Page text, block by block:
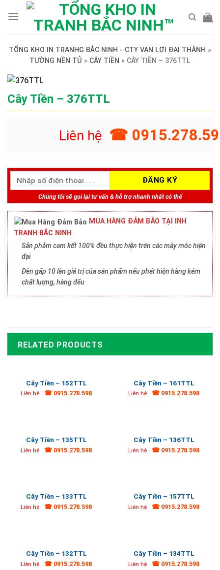
TỔNG KHO IN TRANHG BẮC NINH - CTY VẠN LỢI ĐẠI THÀNH »
TƯỜNG NỀN TỦ » CÂY TIỀN » CÂY TIỀN – 376TTL
Cây Tiền – 376TTL
Liên hệ ☎
Chúng tôi sẽ gọi lại tư vấn & hỗ trợ nhanh nhất có thể
MUA HÀNG ĐẢM BẢO TẠI INH
TRANH BẮC NINH
Sản phảm cam kết 100% đều thực hiện trên các máy móc hiện
đại
Đền gấp 10 lần giá trị của sản phẩm nếu phát hiện hàng kém
chất lượng, hàng đểu
RELATED PRODUCTS
Cây Tiền – 152TTL
Liên hệ ☎ 0915.278.598
Cây Tiền – 161TTL
Liên hệ ☎ 0915.278.598
Cây Tiền – 135TTL
Liên hệ ☎ 0915.278.598
Cây Tiền – 136TTL
Liên hệ ☎ 0915.278.598
Cây Tiền – 133TTL
Liên hệ ☎ 0915.278.598
Cây Tiền – 157TTL
Liên hệ ☎ 0915.278.598
Cây Tiền – 132TTL
Liên hệ ☎ 0915.278.598
Cây Tiền – 134TTL
Liên hệ ☎ 0915.278.598